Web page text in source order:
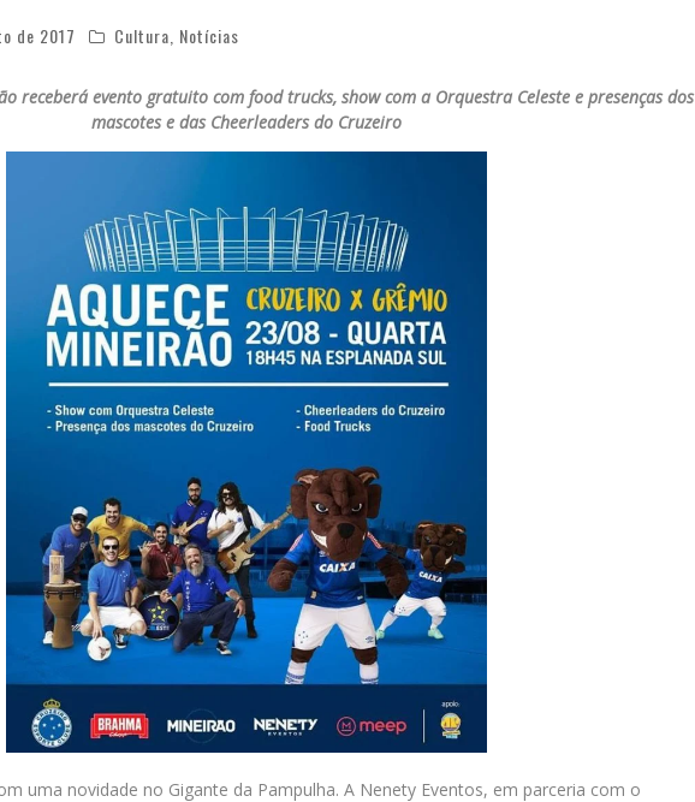
de 2017 Cultura Notícias
receberá evento gratuito com food trucks, show com a Orquestra Celeste e presenças dos
mascotes e das Cheerleaders do Cruzeiro
uma novidade no Gigante da Pampulha. A Nenety Eventos, em parceria com o